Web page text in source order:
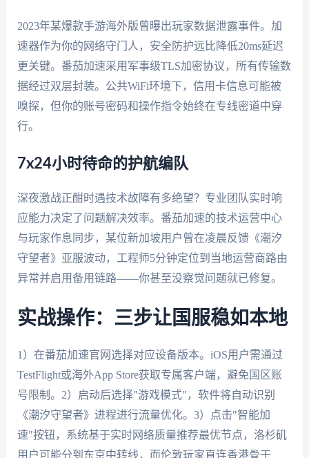
2023年某爆款手游海外版曾曝出玩家数据泄露事件。加
速器作为你的网络守门人，安全防护远比降低20ms延迟
更关键。番茄加速采用军事级TLS加密协议，所有传输数
据经过双层封装。公共WiFi环境下，信用卡信息可能被
嗅探，但你的账号密码和操作指令始终在专线密道中穿
行。
7x24小时待命的护航编队
深夜激战正酣时遇技术故障有多绝望？专业团队实时响
应能力决定了问题解决效率。番茄加速的技术运营中心
与玩家作息同步，某位新加坡用户曾在凌晨反馈《潮汐
守望者》亚服波动，工程师5分钟定位到当地运营商路由
异常并启用备用链路——你甚至没察觉问题就已修复。
实战操作：三步让国服稳如本地
1）在番茄加速官网选择对应设备版本。iOS用户需通过
TestFlight或海外App Store获取专属客户端，避免国区账
号限制。2）启动后选择"游戏模式"，软件将自动识别
《潮汐守望者》进程进行流量优化。3）点击"智能加
速"按钮，系统基于实时网络质量推荐最优节点，洛杉矶
用户可能分到东京中转线，而伦敦玩家直连香港骨干